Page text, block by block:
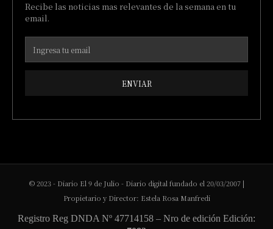
Recibe las noticias mas relevantes de la semana en tu
email.
ENVIAR
© 2023 - Diario El 9 de Julio - Diario digital fundado el 20/03/2007 |
Propietario y Director: Estela Rosa Manfredi
Registro Reg DNDA Nº 47714158 – Nro de edición Edición: